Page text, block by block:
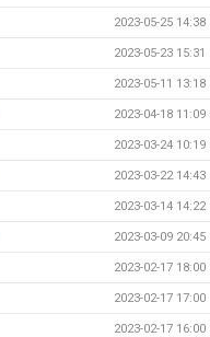
2023-05-25 14:38
2023-05-23 15:31
2023-05-11 13:18
2023-04-18 11:09
2023-03-24 10:19
2023-03-22 14:43
2023-03-14 14:22
2023-03-09 20:45
2023-02-17 18:00
2023-02-17 17:00
2023-02-17 16:00